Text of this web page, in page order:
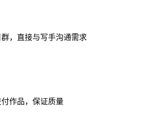
，直接与写手沟通需求
作品，保证质量